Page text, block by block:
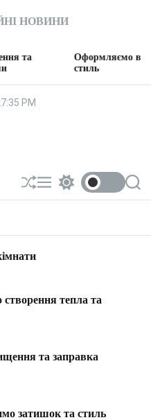
НОВИНИ
Оформляємо вітальню:
:36 PM
П
е
т
с
т
М
е е
м
о
о
о
П
о
к
тепла та
та заправка
затишок та стиль